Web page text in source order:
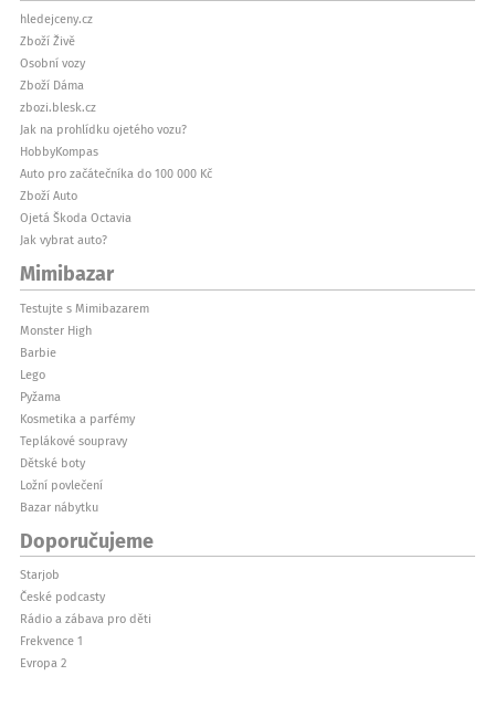
hledejceny.cz
Zboží Živě
Osobní vozy
Zboží Dáma
zbozi.blesk.cz
Jak na prohlídku ojetého vozu?
HobbyKompas
Auto pro začátečníka do 100 000 Kč
Zboží Auto
Ojetá Škoda Octavia
Jak vybrat auto?
Mimibazar
Testujte s Mimibazarem
Monster High
Barbie
Lego
Pyžama
Kosmetika a parfémy
Teplákové soupravy
Dětské boty
Ložní povlečení
Bazar nábytku
Doporučujeme
Starjob
České podcasty
Rádio a zábava pro děti
Frekvence 1
Evropa 2